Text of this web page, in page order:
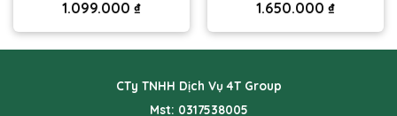
1.099.000 ₫
1.650.000 ₫
CTy TNHH Dịch Vụ 4T Group
Mst: 0317538005